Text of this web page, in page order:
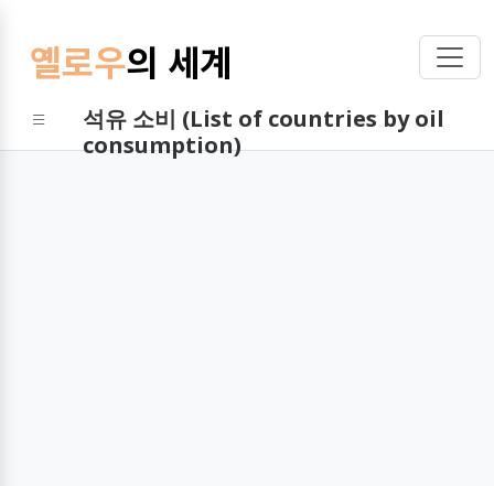
옐로우의 세계
석유 소비 (List of countries by oil
consumption)